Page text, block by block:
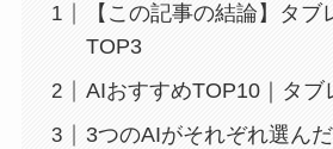
【この記事の結論】タ
TOP3
AIおすすめTOP10｜タブ
3つのAIがそれぞれ選ん